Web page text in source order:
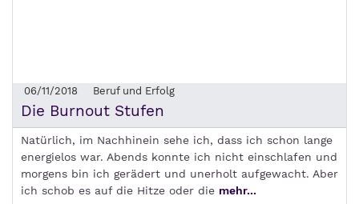
06/11/2018 Beruf und Erfolg
Die Burnout Stufen
Natürlich, im Nachhinein sehe ich, dass ich schon lange
energielos war. Abends konnte ich nicht einschlafen und
morgens bin ich gerädert und unerholt aufgewacht. Aber
ich schob es auf die Hitze oder die mehr...